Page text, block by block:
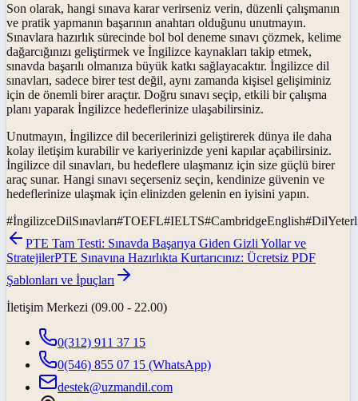
Son olarak, hangi sınava karar verirseniz verin, düzenli çalışmanın
ve pratik yapmanın başarının anahtarı olduğunu unutmayın.
Sınavlara hazırlık sürecinde bol bol deneme sınavı çözmek, kelime
dağarcığınızı geliştirmek ve İngilizce kaynakları takip etmek,
sınavda başarılı olmanıza büyük katkı sağlayacaktır. İngilizce dil
sınavları, sadece birer test değil, aynı zamanda kişisel gelişiminiz
için de önemli birer araçtır. Doğru sınavı seçip, etkili bir çalışma
planı yaparak İngilizce hedeflerinize ulaşabilirsiniz.
Unutmayın, İngilizce dil becerilerinizi geliştirerek dünya ile daha
kolay iletişim kurabilir ve kariyerinizde yeni kapılar açabilirsiniz.
İngilizce dil sınavları, bu hedeflere ulaşmanız için size güçlü birer
araç sunar. Hangi sınavı seçerseniz seçin, kendinize güvenin ve
hedeflerinize ulaşmak için elinizden gelenin en iyisini yapın.
#İngilizceDilSınavları#TOEFL#IELTS#CambridgeEnglish#
PTE Tam Testi: Sınavda Başarıya Giden Gizli Yollar ve
StratejilerPTE Sınavına Hazırlıkta Kurtarıcınız: Ücretsiz PDF
Şablonları ve İpuçları
İletişim Merkezi (09.00 - 22.00)
0(312) 911 37 15
0(546) 855 07 15 (WhatsApp)
destek@uzmandil.com